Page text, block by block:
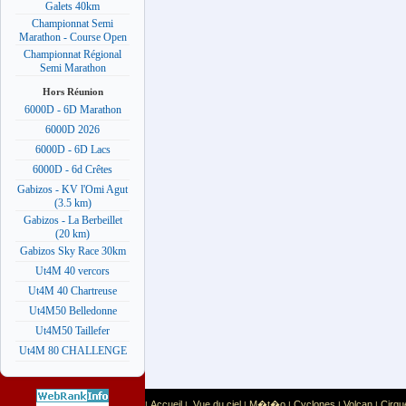
Galets 40km
Championnat Semi
Marathon - Course Open
Championnat Régional
Semi Marathon
Hors Réunion
6000D - 6D Marathon
6000D 2026
6000D - 6D Lacs
6000D - 6d Crêtes
Gabizos - KV l'Omi Agut
(3.5 km)
Gabizos - La Berbeillet
(20 km)
Gabizos Sky Race 30km
Ut4M 40 vercors
Ut4M 40 Chartreuse
Ut4M50 Belledonne
Ut4M50 Taillefer
Ut4M 80 CHALLENGE